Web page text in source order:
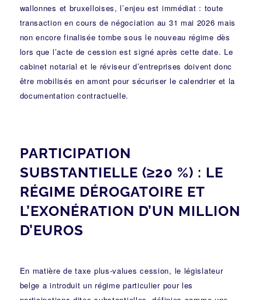
wallonnes et bruxelloises, l’enjeu est immédiat : toute
transaction en cours de négociation au 31 mai 2026 mais
non encore finalisée tombe sous le nouveau régime dès
lors que l’acte de cession est signé après cette date. Le
cabinet notarial et le réviseur d’entreprises doivent donc
être mobilisés en amont pour sécuriser le calendrier et la
documentation contractuelle.
PARTICIPATION
SUBSTANTIELLE (≥20 %) : LE
RÉGIME DÉROGATOIRE ET
L’EXONÉRATION D’UN MILLION
D’EUROS
En matière de taxe plus-values cession, le législateur
belge a introduit un régime particulier pour les